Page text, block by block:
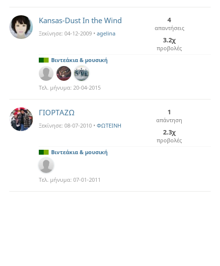
Kansas-Dust In the Wind
Ξεκίνησε: 04-12-2009 • agelina
4
απαντήσεις
3.2χ
προβολές
Βιντεάκια & μουσική
Τελ. μήνυμα: 20-04-2015
ΓΙΟΡΤΑΖΩ
Ξεκίνησε: 08-07-2010 • ΦΩΤΕΙΝΗ
1
απάντηση
2.3χ
προβολές
Βιντεάκια & μουσική
Τελ. μήνυμα: 07-01-2011